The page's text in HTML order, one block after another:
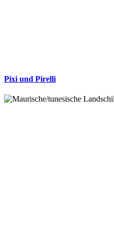
Pixi und Pirelli